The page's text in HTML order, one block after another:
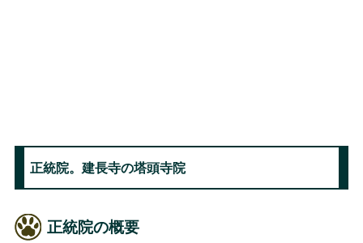
正統院。建長寺の塔頭寺院
正統院の概要